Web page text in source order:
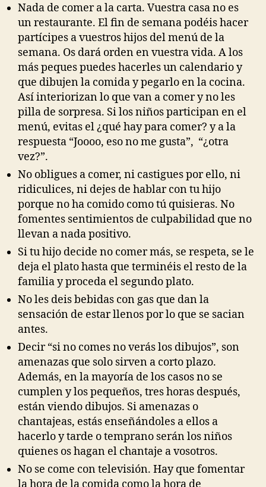
Nada de comer a la carta. Vuestra casa no es
un restaurante. El fin de semana podéis hacer
partícipes a vuestros hijos del menú de la
semana. Os dará orden en vuestra vida. A los
más peques puedes hacerles un calendario y
que dibujen la comida y pegarlo en la cocina.
Así interiorizan lo que van a comer y no les
pilla de sorpresa. Si los niños participan en el
menú, evitas el ¿qué hay para comer? y a la
respuesta “Joooo, eso no me gusta”, “¿otra
vez?”.
No obligues a comer, ni castigues por ello, ni
ridiculices, ni dejes de hablar con tu hijo
porque no ha comido como tú quisieras. No
fomentes sentimientos de culpabilidad que no
llevan a nada positivo.
Si tu hijo decide no comer más, se respeta, se le
deja el plato hasta que terminéis el resto de la
familia y proceda el segundo plato.
No les deis bebidas con gas que dan la
sensación de estar llenos por lo que se sacian
antes.
Decir “si no comes no verás los dibujos”, son
amenazas que solo sirven a corto plazo.
Además, en la mayoría de los casos no se
cumplen y los pequeños, tres horas después,
están viendo dibujos. Si amenazas o
chantajeas, estás enseñándoles a ellos a
hacerlo y tarde o temprano serán los niños
quienes os hagan el chantaje a vosotros.
No se come con televisión. Hay que fomentar
la hora de la comida como la hora de